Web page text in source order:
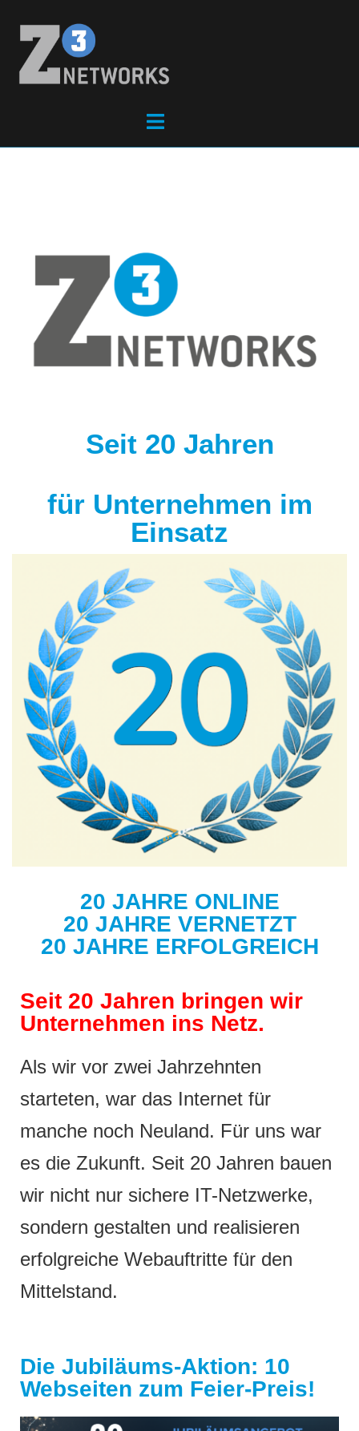
Seit 20 Jahren
für Unternehmen im
Einsatz
20 JAHRE ONLINE
20 JAHRE VERNETZT
20 JAHRE ERFOLGREICH
Seit 20 Jahren bringen wir
Unternehmen ins Netz.
Als wir vor zwei Jahrzehnten
starteten, war das Internet für
manche noch Neuland. Für uns war
es die Zukunft. Seit 20 Jahren bauen
wir nicht nur sichere IT-Netzwerke,
sondern gestalten und realisieren
erfolgreiche Webauftritte für den
Mittelstand.
Die Jubiläums-Aktion: 10
Webseiten zum Feier-Preis!